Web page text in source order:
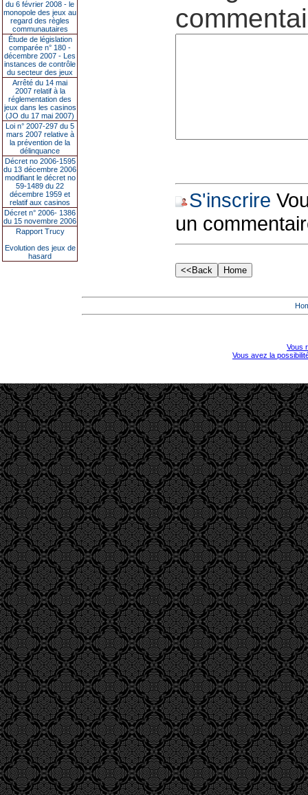
du 6 février 2008 - le
monopole des jeux au
regard des règles
communautaires
Étude de législation
comparée n° 180 -
décembre 2007 - Les
instances de contrôle
du secteur des jeux
Arrêté du 14 mai
2007 relatif à la
réglementation des
jeux dans les casinos
(JO du 17 mai 2007)
Loi n° 2007-297 du 5
mars 2007 relative à
la prévention de la
délinquance
Décret no 2006-1595
du 13 décembre 2006
modifiant le décret no
59-1489 du 22
décembre 1959 et
relatif aux casinos
Décret n° 2006- 1386
du 15 novembre 2006
Rapport Trucy
Evolution des jeux de
hasard
S'inscrire
un
Vous
Vous avez la